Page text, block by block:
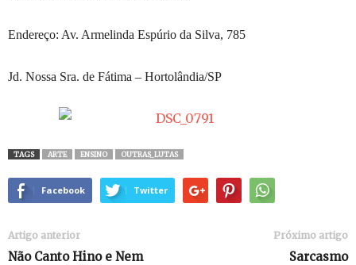
Endereço: Av. Armelinda Espúrio da Silva, 785
Jd. Nossa Sra. de Fátima – Hortolândia/SP
TAGS ARTE ENSINO OUTRAS_LUTAS
Facebook Twitter
Artigo anterior
Não Canto Hino e Nem
Próximo artigo
Sarcasmo